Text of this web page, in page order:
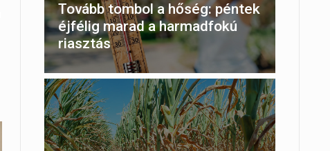
Tovább tombol a hőség: péntek
éjfélig marad a harmadfokú
riasztás